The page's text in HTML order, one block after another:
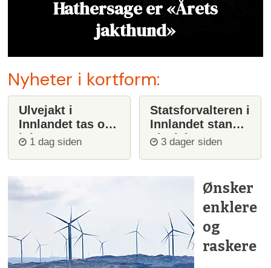
Hathersage er «Årets
jakthund»
Nyheter i kortform:
Ulvejakt i
Innlandet tas opp
igjen
1 dag siden
Statsforvalteren i
Innlandet stanser
ulvejakt
3 dager siden
Ønsker
enklere
og
raskere